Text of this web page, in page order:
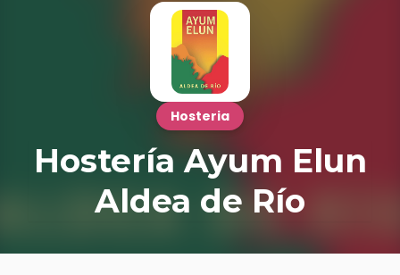
Hosteria
Hostería Ayum Elun
Aldea de Río